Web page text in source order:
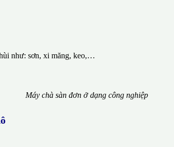
như: sơn, xi măng, keo,…
Máy chà sàn đơn ở dạng công nghiệp